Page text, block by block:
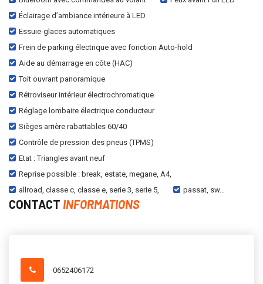
Éclairage d’ambiance intérieure à LED
Essuie-glaces automatiques
Frein de parking électrique avec fonction Auto-hold
Aide au démarrage en côte (HAC)
Toit ouvrant panoramique
Rétroviseur intérieur électrochromatique
Réglage lombaire électrique conducteur
Sièges arrière rabattables 60/40
Contrôle de pression des pneus (TPMS)
Etat : Triangles avant neuf
Reprise possible : break, estate, megane, A4,
allroad, classe c, classe e, serie 3, serie 5,
passat, sw…
CONTACT INFORMATIONS
0652406172